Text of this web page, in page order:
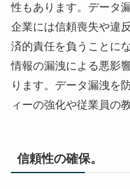
性もあります。データ
企業には信頼喪失や違
済的責任を負うことに
情報の漏洩による悪影
ります。データ漏洩を
ィーの強化や従業員の
信頼性の確保。